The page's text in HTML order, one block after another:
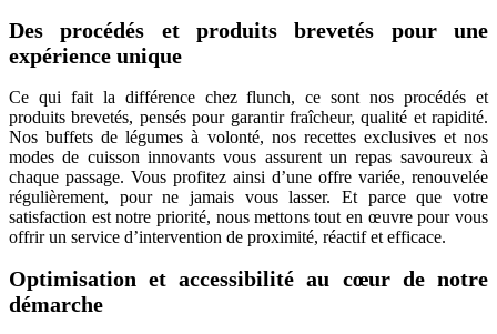
Des procédés et produits brevetés pour une
expérience unique
Ce qui fait la différence chez flunch, ce sont nos procédés et
produits brevetés, pensés pour garantir fraîcheur, qualité et rapidité.
Nos buffets de légumes à volonté, nos recettes exclusives et nos
modes de cuisson innovants vous assurent un repas savoureux à
chaque passage. Vous profitez ainsi d’une offre variée, renouvelée
régulièrement, pour ne jamais vous lasser. Et parce que votre
satisfaction est notre priorité, nous mettons tout en œuvre pour vous
offrir un service d’intervention de proximité, réactif et efficace.
Optimisation et accessibilité au cœur de notre
démarche